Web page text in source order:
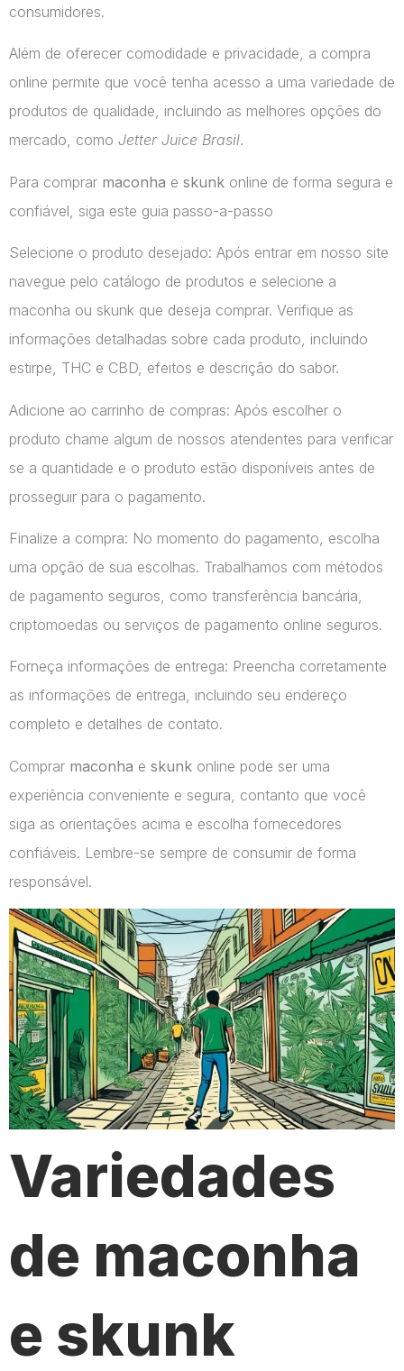
consumidores.
Além de oferecer comodidade e privacidade, a compra
online permite que você tenha acesso a uma variedade de
produtos de qualidade, incluindo as melhores opções do
mercado, como Jetter Juice Brasil.
Para comprar maconha e skunk online de forma segura e
confiável, siga este guia passo-a-passo
Selecione o produto desejado: Após entrar em nosso site
navegue pelo catálogo de produtos e selecione a
maconha ou skunk que deseja comprar. Verifique as
informações detalhadas sobre cada produto, incluindo
estirpe, THC e CBD, efeitos e descrição do sabor.
Adicione ao carrinho de compras: Após escolher o
produto chame algum de nossos atendentes para verificar
se a quantidade e o produto estão disponíveis antes de
prosseguir para o pagamento.
Finalize a compra: No momento do pagamento, escolha
uma opção de sua escolhas. Trabalhamos com métodos
de pagamento seguros, como transferência bancária,
criptomoedas ou serviços de pagamento online seguros.
Forneça informações de entrega: Preencha corretamente
as informações de entrega, incluindo seu endereço
completo e detalhes de contato.
Comprar maconha e skunk online pode ser uma
experiência conveniente e segura, contanto que você
siga as orientações acima e escolha fornecedores
confiáveis. Lembre-se sempre de consumir de forma
responsável.
Variedades
de maconha
e skunk